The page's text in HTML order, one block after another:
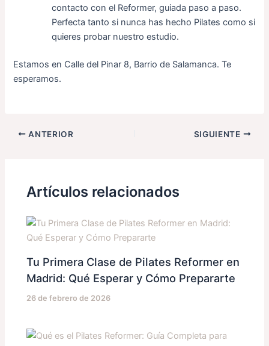
contacto con el Reformer, guiada paso a paso.
Perfecta tanto si nunca has hecho Pilates como si
quieres probar nuestro estudio.
Estamos en Calle del Pinar 8, Barrio de Salamanca. Te
esperamos.
ANTERIOR SIGUIENTE
Artículos relacionados
Tu Primera Clase de Pilates Reformer en
Madrid: Qué Esperar y Cómo Prepararte
26 de febrero de 2026